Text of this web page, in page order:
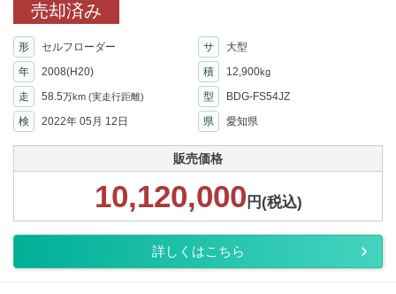
売却済み
形 セルフローダー サ
大型
年
2008(H20) 積 12,900kg
走 58.5万km (実走行距離) 型
BDG-FS54JZ
検
2022年 05月 12日 県 愛知県
販売価格
10,120,000 円(税込)
詳しくはこちら